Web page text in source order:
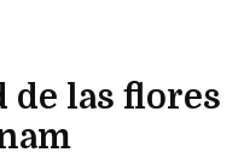
de las flores